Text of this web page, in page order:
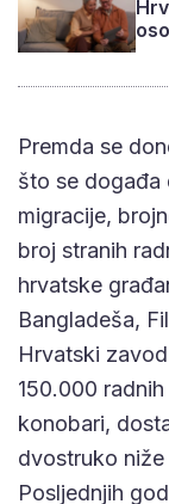
Premda se
što se događa
migracije,
broj stranih
hrvatske
Bangladeša,
Hrvatski
150.000
konobari,
dvostruko
Posljednjih